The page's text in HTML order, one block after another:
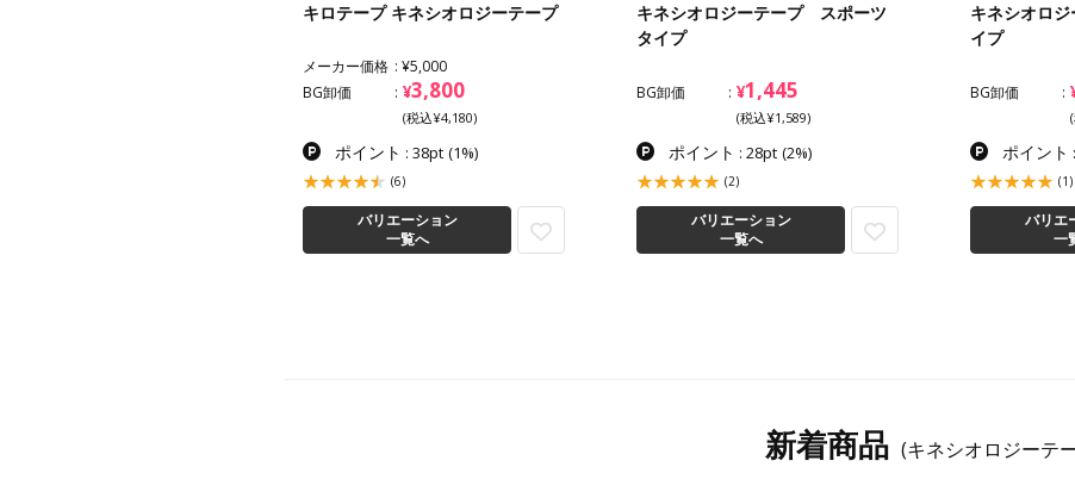
キロテープ キネシオロジーテープ
メーカー価格
¥5,000
BG卸価
¥3,800
(税込¥4,180)
ポイント : 38pt (1%)
(6)
バリエーション
一覧へ
キネシオロジーテープ スポーツ
タイプ
BG卸価 ¥1,445
(税込¥1,589)
ポイント : 28pt (2%)
(2)
バリエーション
一覧へ
キネシオロ
イプ
BG卸価
ポイント
(1)
バリエ
一
新着商品 (キネシオロジーテ